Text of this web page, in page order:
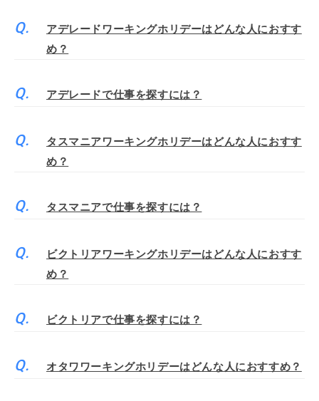
アデレードワーキングホリデーはどんな人におすす
め？
アデレードで仕事を探すには？
タスマニアワーキングホリデーはどんな人におすす
め？
タスマニアで仕事を探すには？
ビクトリアワーキングホリデーはどんな人におすす
め？
ビクトリアで仕事を探すには？
オタワワーキングホリデーはどんな人におすすめ？